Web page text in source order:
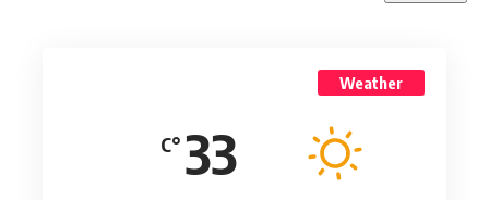
Weather
33
°C